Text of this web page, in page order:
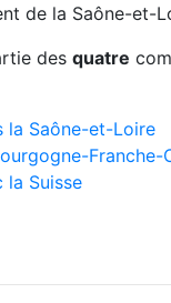
de la Saône-et-
des quatre
la Saône-et-Loire
Franche-
la Suisse